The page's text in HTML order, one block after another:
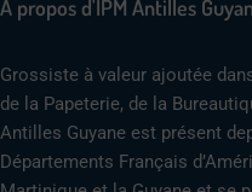
A propos d'IPM Antilles
Grossiste à valeur ajoutée
de la Papeterie, de la
Antilles Guyane est présent
Départements Français